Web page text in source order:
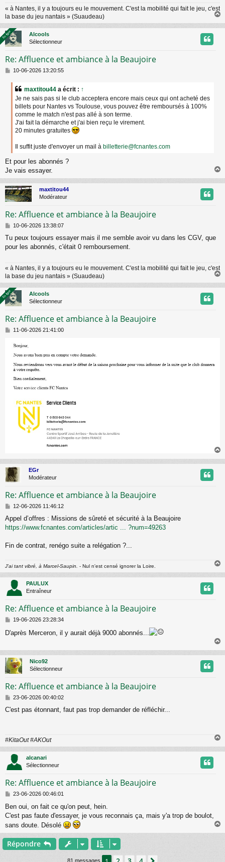
« à Nantes, il y a toujours eu le mouvement. C'est la mobilité qui fait le jeu, c'est
la base du jeu nantais » (Suaudeau)
a
u
Alcools
Sélectionneur
Re: Affluence et ambiance à la Beaujoire
M10-06-2026 13:20:55
maxtitou44 a écrit : ↑
Je ne sais pas si le club acceptera encore mais ceux qui ont acheté des
billets pour Nantes vs Toulouse, vous pouvez être remboursés à 100%
comme le match n'est pas allé à son terme.
J'ai fait la démarche et j'ai bien reçu le virement.
20 minutes gratuites
Il suffit juste d'envoyer un mail à billetterie@fcnantes.com
Et pour les abonnés ?
Je vais essayer.
a
u
En ligne
En ligne
maxtitou44
Modérateur
Re: Affluence et ambiance à la Beaujoire
M
s
s
e
10-06-2026 13:38:07
Tu peux toujours essayer mais il me semble avoir vu dans les CGV, que
pour les abonnés, c'était 0 remboursement.
« à Nantes, il y a toujours eu le mouvement. C'est la mobilité qui fait le jeu, c'est
la base du jeu nantais » (Suaudeau)
a
u
Alcools
Sélectionneur
Re: Affluence et ambiance à la Beaujoire
M
s
g
11-06-2026 21:41:00
a
u
En ligne
En ligne
EGr
Modérateur
Re: Affluence et ambiance à la Beaujoire
M
s
s
g
12-06-2026 11:46:12
Appel d’offres : Missions de sûreté et sécurité à la Beaujoire
https://www.fcnantes.com/articles/artic ... ?num=49263
Fin de contrat, renégo suite a relégation ?...
J'ai tant vibré, à Marcel-Saupin. - Nul n'est censé ignorer la Loire.
a
u
PAULUX
Entraîneur
Re: Affluence et ambiance à la Beaujoire
M
s
a
g
e
19-06-2026 23:28:34
D'après Merceron, il y aurait déjà 9000 abonnés...
a
u
Nico92
Sélectionneur
Re: Affluence et ambiance à la Beaujoire
M
s
e
23-06-2026 00:40:02
C'est pas étonnant, faut pas trop demander de réfléchir...
#KitaOut #AKOut
a
u
alcanari
Sélectionneur
Re: Affluence et ambiance à la Beaujoire
M
s
s
a
e
23-06-2026 00:46:01
Ben oui, on fait ce qu'on peut, hein.
C'est pas faute d'essayer, je vous reconnais ça, mais y'a trop de boulot,
sans doute. Désolé
a
Répondre
81 messages